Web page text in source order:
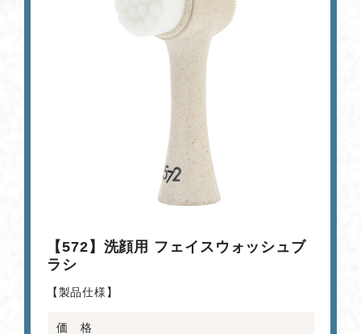
【572】洗顔用 フェイスウォッシュブ
ラシ
【製品仕様】
価 格